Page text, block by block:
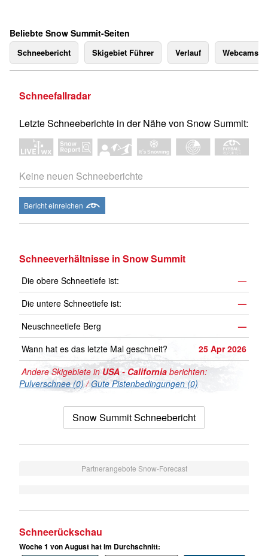
Beliebte Snow Summit-Seiten
Schneebericht Skigebiet Führer Verlauf Webcams
Schneefallradar
Letzte Schneeberichte in der Nähe von Snow Summit:
Keine neuen Schneeberichte
Bericht einreichen
Schneeverhältnisse in Snow Summit
Die obere Schneetiefe ist:
—
Die untere Schneetiefe ist:
—
Neuschneetiefe Berg
—
Wann hat es das letzte Mal geschneit?
25 Apr 2026
Andere Skigebiete inUSA - California berichten:
Pulverschnee (0)/Gute Pistenbedingungen (0)
Snow Summit Schneebericht
Partnerangebote Snow-Forecast
Schneerückschau
Woche 1 von August hat im Durchschnitt: